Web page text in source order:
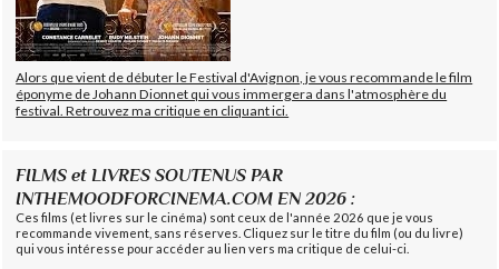
Alors que vient de débuter le Festival d'Avignon, je vous recommande le film
éponyme de Johann Dionnet qui vous immergera dans l'atmosphère du
festival. Retrouvez ma critique en cliquant ici.
FILMS et LIVRES SOUTENUS PAR
INTHEMOODFORCINEMA.COM EN 2026 :
Ces films (et livres sur le cinéma) sont ceux de l'année 2026 que je vous
recommande vivement, sans réserves. Cliquez sur le titre du film (ou du livre)
qui vous intéresse pour accéder au lien vers ma critique de celui-ci.